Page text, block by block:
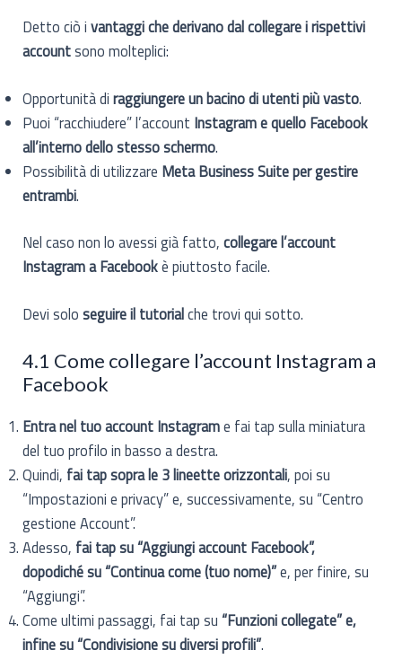
Detto ciò ivantaggi che derivano dal collegare i rispettivi
accountsono molteplici:
Opportunità diraggiungere un bacino di utenti più vasto.
Puoi “racchiudere” l’account Instagram e quello Facebook
all’interno dello stesso schermo.
Possibilità di utilizzare Meta Business Suite per gestire
entrambi.
Nel caso non lo avessi già fatto,collegare l’account
Instagram a Facebookè piuttosto facile.
Devi solo seguire il tutorialche trovi qui sotto.
4.1 Come collegare l’account Instagram a
Facebook
Entra nel tuo account Instagrame fai tap sulla miniatura
del tuo profilo in basso a destra.
Quindi, fai tap sopra le 3 lineette orizzontali, poi su
“Impostazioni e privacy” e, successivamente, su “Centro
gestione Account”.
Adesso, fai tap su “Aggiungi account Facebook”,
dopodiché su “Continua come (tuo nome)”e, per finire, su
“Aggiungi”.
Come ultimi passaggi, fai tap su“Funzioni collegate” e,
infine su “Condivisione su diversi profili”.